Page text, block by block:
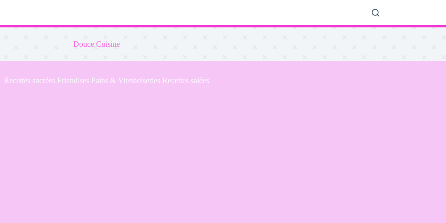
Douce Cuisine
Recettes sucrées Friandises Pains & Viennoiseries Recettes salées